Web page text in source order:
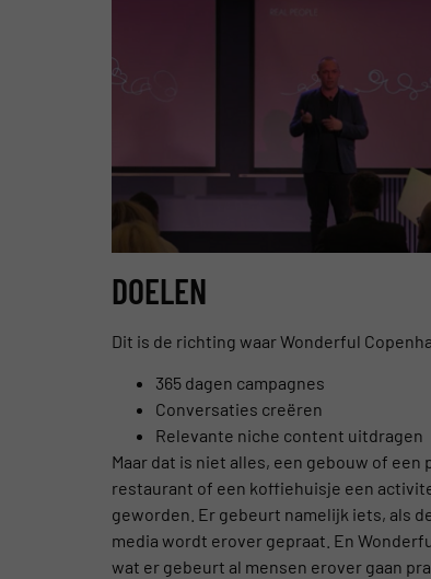
DOELEN
Dit is de richting waar Wonderful
365 dagen campagnes
Conversaties creëren
Relevante niche content uitdragen
Maar dat is niet alles, een gebouw of
restaurant of een koffiehuisje een
geworden. Er gebeurt namelijk iets, als
media wordt erover gepraat. En
wat er gebeurt al mensen erover gaan